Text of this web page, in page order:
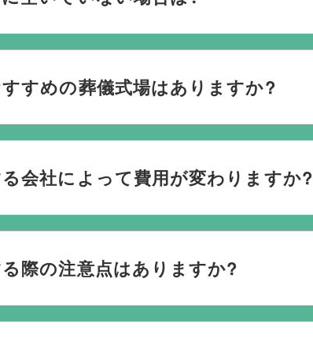
にご提案ができます。
すめの葬儀式場はありますか?
う自宅葬を選ばれる方もいます。私たちは自宅での
会社によって費用が変わりますか?
際の注意点はありますか?